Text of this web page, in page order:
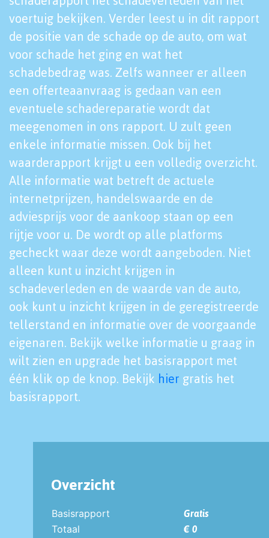
voertuig bekijken. Verder leest u in dit rapport
de positie van de schade op de auto, om wat
voor schade het ging en wat het
schadebedrag was. Zelfs wanneer er alleen
een offerteaanvraag is gedaan van een
eventuele schadereparatie wordt dat
meegenomen in ons rapport. U zult geen
enkele informatie missen. Ook bij het
waarderapport krijgt u een volledig overzicht.
Alle informatie wat betreft de actuele
internetprijzen, handelswaarde en de
adviesprijs voor de aankoop staan op een
rijtje voor u. De wordt op alle platforms
gecheckt waar deze wordt aangeboden. Niet
alleen kunt u inzicht krijgen in
schadeverleden en de waarde van de auto,
ook kunt u inzicht krijgen in de geregistreerde
tellerstand en informatie over de voorgaande
eigenaren. Bekijk welke informatie u graag in
wilt zien en upgrade het basisrapport met
één klik op de knop. Bekijk hier gratis het
basisrapport.
Overzicht
Basisrapport
Gratis
Totaal
€ 0